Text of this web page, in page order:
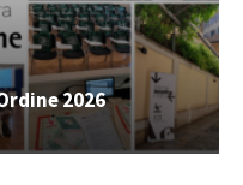
2026